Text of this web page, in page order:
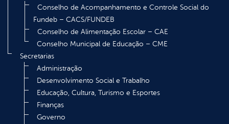
Conselho de Acompanhamento e Controle Social do
Fundeb – CACS/FUNDEB
Conselho de Alimentação Escolar – CAE
Conselho Municipal de Educação – CME
Secretarias
Administração
Desenvolvimento Social e Trabalho
Educação, Cultura, Turismo e Esportes
Finanças
Governo